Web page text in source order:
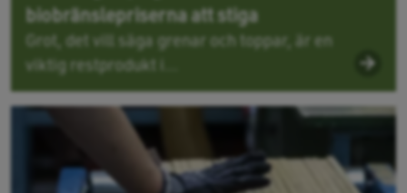
biobränslepriserna att stiga
Grot, det vill säga grenar och toppar, är en
viktig restprodukt i...